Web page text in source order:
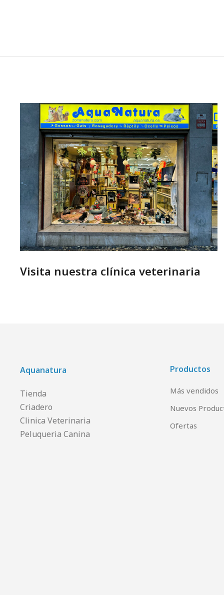
Visita nuestra clínica veterinaria
Aquanatura
Tienda
Criadero
Clinica Veterinaria
Peluqueria Canina
Productos
Más vendidos
Nuevos
Ofertas